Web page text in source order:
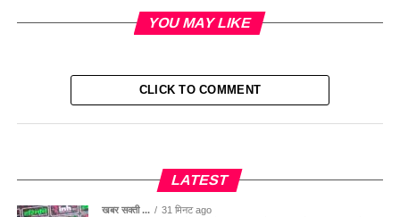
YOU MAY LIKE
CLICK TO COMMENT
LATEST
खबर सक्ती ... 31 मिनट ago